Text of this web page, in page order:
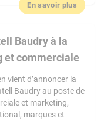
En savoir plus
Baudry à la
et commerciale
vient d’annoncer la
Baudry au poste de
et marketing,
marques et